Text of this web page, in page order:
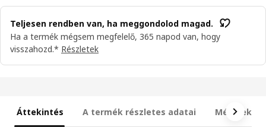
Teljesen rendben van, ha meggondolod magad.
Ha a termék mégsem megfelelő, 365 napod van, hogy
visszahozd.* Részletek
Áttekintés A termék részletes adatai Méretek